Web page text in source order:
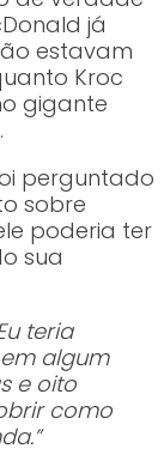
já
estavam
Kroc
gigante
perguntado
sobre
poderia ter
sua
teria
algum
e oito
como